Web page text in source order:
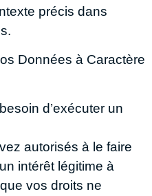
précis dans
Données à Caractère
d’exécuter un
autorisés à le faire
intérêt légitime à
vos droits ne